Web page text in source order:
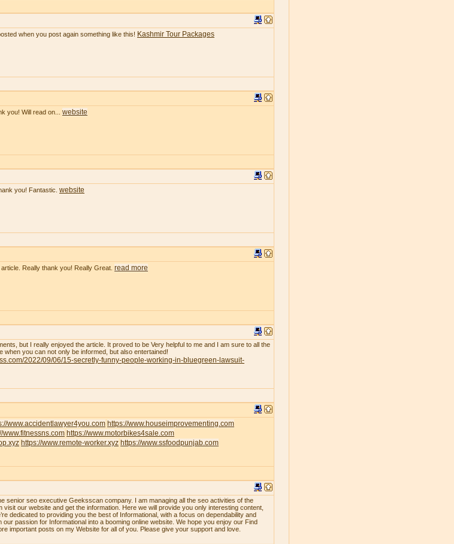
when you post again something like this! Kashmir Tour Packages
you! Will read on... website
you! Fantastic. website
Really thank you! Really Great. read more
but I really enjoyed the article. It proved to be Very helpful to me and I am sure to all the
when you can not only be informed, but also entertained!
2022/09/06/15-secretly-funny-people-working-in-bluegreen-lawsuit-
www.accidentlawyer4you.com https://www.houseimprovementing.com
www.fitnessns.com https://www.motorbikes4sale.com
https://www.remote-worker.xyz https://www.ssfoodpunjab.com
senior seo executive Geeksscan company. I am managing all the seo activities of the
visit our website and get the information. Here we will provide you only interesting content,
dedicated to providing you the best of Informational, with a focus on dependability and
our passion for Informational into a booming online website. We hope you enjoy our Find
important posts on my Website for all of you. Please give your support and love.